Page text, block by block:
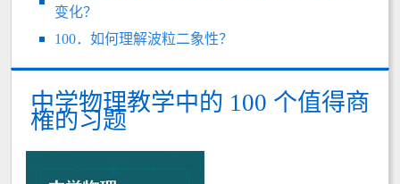
变化？
100．如何理解波粒二象性？
中学物理教学中的 100 个值得商
榷的习题